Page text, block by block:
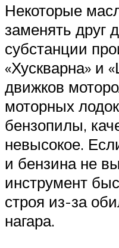
Некоторые
заменять друг
субстанции
«Хускварна» и
движков
моторных
бензопилы,
невысокое.
и бензина не
инструмент
строя из-за
нагара.